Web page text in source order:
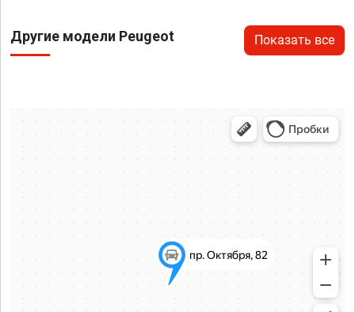
Другие модели Peugeot Показать все